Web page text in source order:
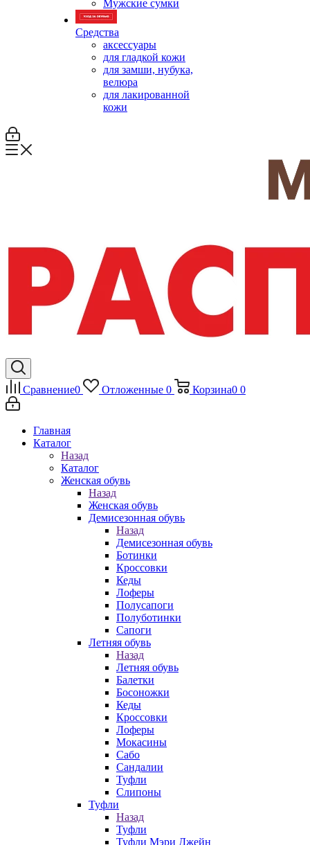
Мужские сумки
Средства
аксессуары
для гладкой кожи
для замши, нубука,
велюра
для лакированной
кожи
Сравнение0 Отложенные 0 Корзина0 0
Главная
Каталог
Назад
Каталог
Женская обувь
Назад
Женская обувь
Демисезонная обувь
Назад
Демисезонная обувь
Ботинки
Кроссовки
Кеды
Лоферы
Полусапоги
Полуботинки
Сапоги
Летняя обувь
Назад
Летняя обувь
Балетки
Босоножки
Кеды
Кроссовки
Лоферы
Мокасины
Сабо
Сандалии
Туфли
Слипоны
Туфли
Назад
Туфли
Туфли Мэри Джейн